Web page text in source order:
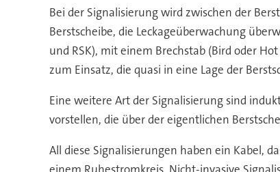
Bei der Signalisierung wird zwischen der
Berstscheibe, die Leckageüberwachung
und RSK), mit einem Brechstab (Bird oder
zum Einsatz, die quasi in eine Lage der
Eine weitere Art der Signalisierung sind
vorstellen, die über der eigentlichen
All diese Signalisierungen haben ein Kabel,